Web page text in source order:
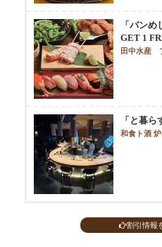
「バン
GET 1
田中水産
「と暮
和食ト酒
割引情報